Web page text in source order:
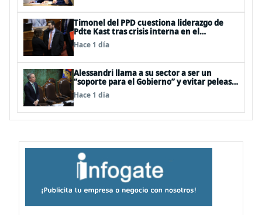
Timonel del PPD cuestiona liderazgo de
Pdte Kast tras crisis interna en el
oficialismo: “Es incapaz de ordenar la casa”
Hace 1 día
Alessandri llama a su sector a ser un
“soporte para el Gobierno” y evitar peleas
internas tras disputa Squella-Pavez
Hace 1 día